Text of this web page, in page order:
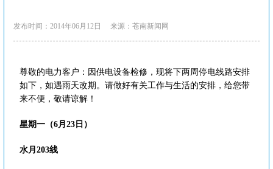
发布时间：2014年06月12日 来源：苍南新闻网
尊敬的电力客户：因供电设备检修，现将下两周停电线路安排
如下，如遇雨天改期。请做好有关工作与生活的安排，给您带
来不便，敬请谅解！
星期一（6月23日）
水月203线